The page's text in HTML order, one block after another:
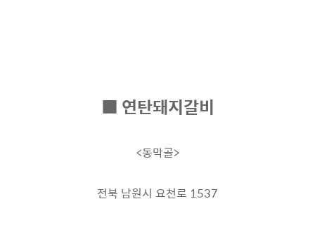
■ 연탄돼지갈비
<동막골>
전북 남원시 요천로 1537